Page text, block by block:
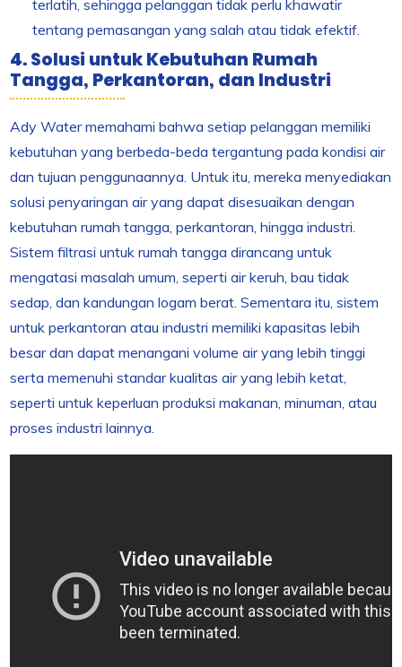
terlatih, sehingga pelanggan tidak perlu khawatir
tentang pemasangan yang salah atau tidak efektif.
4. Solusi untuk Kebutuhan Rumah
Tangga, Perkantoran, dan Industri
Ady Water memahami bahwa setiap pelanggan memiliki
kebutuhan yang berbeda-beda tergantung pada kondisi air
dan tujuan penggunaannya. Untuk itu, mereka menyediakan
solusi penyaringan air yang dapat disesuaikan dengan
kebutuhan rumah tangga, perkantoran, hingga industri.
Sistem filtrasi untuk rumah tangga dirancang untuk
mengatasi masalah umum, seperti air keruh, bau tidak
sedap, dan kandungan logam berat. Sementara itu, sistem
untuk perkantoran atau industri memiliki kapasitas lebih
besar dan dapat menangani volume air yang lebih tinggi
serta memenuhi standar kualitas air yang lebih ketat,
seperti untuk keperluan produksi makanan, minuman, atau
proses industri lainnya.